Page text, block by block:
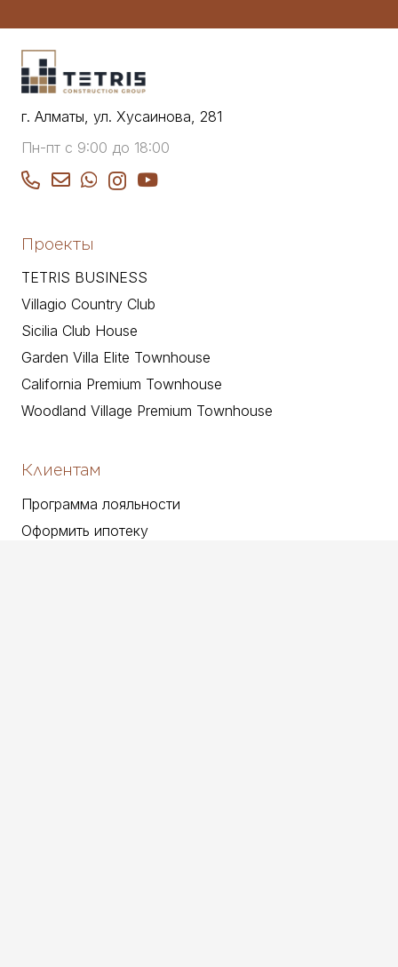
г. Алматы, ул. Хусаинова, 281
Пн-пт с 9:00 до 18:00
Проекты
TETRIS BUSINESS
Villagio Country Club
Sicilia Club House
Garden Villa Elite Townhouse
California Premium Townhouse
Woodland Village Premium Townhouse
Клиентам
Программа лояльности
Оформить ипотеку